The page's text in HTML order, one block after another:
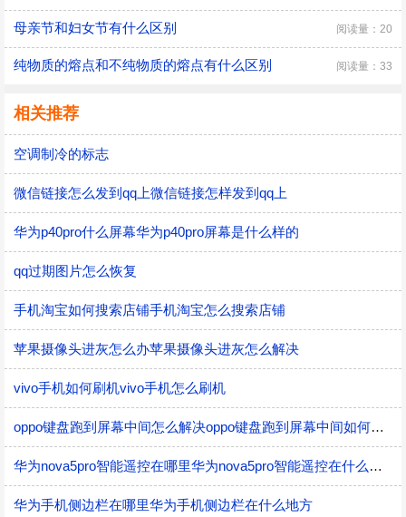
母亲节和妇女节有什么区别 阅读量：20
纯物质的熔点和不纯物质的熔点有什么区别 阅读量：33
相关推荐
空调制冷的标志
微信链接怎么发到qq上微信链接怎样发到qq上
华为p40pro什么屏幕华为p40pro屏幕是什么样的
qq过期图片怎么恢复
手机淘宝如何搜索店铺手机淘宝怎么搜索店铺
苹果摄像头进灰怎么办苹果摄像头进灰怎么解决
vivo手机如何刷机vivo手机怎么刷机
oppo键盘跑到屏幕中间怎么解决oppo键盘跑到屏幕中间如何解决
华为nova5pro智能遥控在哪里华为nova5pro智能遥控在什么地方
华为手机侧边栏在哪里华为手机侧边栏在什么地方